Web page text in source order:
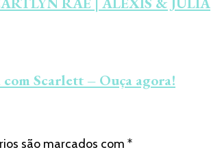
Scarlett – Ouça agora!
são marcados com *